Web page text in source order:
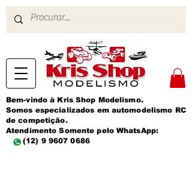
Bem-vindo à Kris Shop Modelismo.
Somos especializados em automodelismo RC
de competição.
Atendimento Somente pelo WhatsApp:
(12) 9 9607 0686